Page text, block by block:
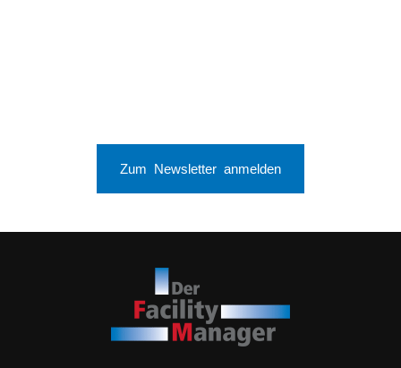
Zum Newsletter anmelden